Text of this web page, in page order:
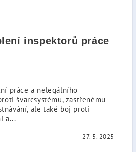
inspektorů práce
práce a nelegálního
švarcsystému, zastřenému
ale také boj proti
a...
27. 5. 2025